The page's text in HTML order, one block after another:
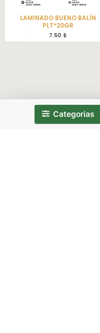
Categorias
LAMINADO BUENO BALÍN
PLT*20GR
7.50 $